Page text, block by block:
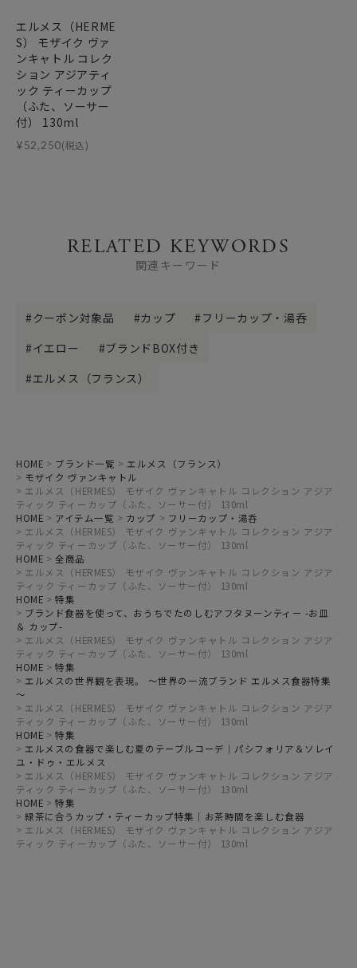
エルメス（HERME
S） モザイク ヴァ
ンキャトル コレク
ション アジアティ
ック ティーカップ
（ふた、ソーサー
付） 130ml
¥52,250(税込)
RELATED KEYWORDS
関連キーワード
クーポン対象品 カップ
フリーカップ・湯呑
イエロー
ブランドBOX付き
エルメス（フランス）
HOME ブランド一覧
エルメス（フランス）
モザイク ヴァンキャトル
エルメス（HERMES） モザイク ヴァンキャトル コレクション アジア
ティック ティーカップ（ふた、ソーサー付） 130ml
HOME
アイテム一覧 カップ
フリーカップ・湯呑
エルメス（HERMES） モザイク ヴァンキャトル コレクション アジア
ティック ティーカップ（ふた、ソーサー付） 130ml
HOME
全商品
エルメス（HERMES） モザイク ヴァンキャトル コレクション アジア
ティック ティーカップ（ふた、ソーサー付） 130ml
HOME
特集
ブランド食器を使って、おうちでたのしむアフタヌーンティー -お皿
＆ カップ-
エルメス（HERMES） モザイク ヴァンキャトル コレクション アジア
ティック ティーカップ（ふた、ソーサー付） 130ml
HOME
特集
エルメスの世界観を表現。 ～世界の一流ブランド エルメス食器特集
～
エルメス（HERMES） モザイク ヴァンキャトル コレクション アジア
ティック ティーカップ（ふた、ソーサー付） 130ml
HOME
特集
エルメスの食器で楽しむ夏のテーブルコーデ｜パシフォリア＆ソレイ
ユ・ドゥ・エルメス
エルメス（HERMES） モザイク ヴァンキャトル コレクション アジア
ティック ティーカップ（ふた、ソーサー付） 130ml
HOME
特集
緑茶に合うカップ・ティーカップ特集｜お茶時間を楽しむ食器
エルメス（HERMES） モザイク ヴァンキャトル コレクション アジア
ティック ティーカップ（ふた、ソーサー付） 130ml